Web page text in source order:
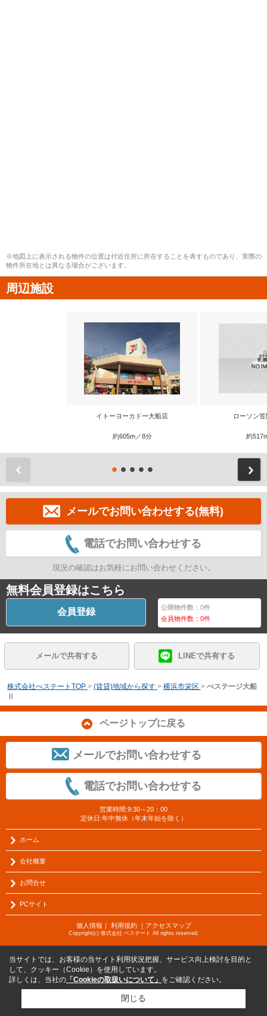
※地図上に表示される物件の位置は付近住所に所在することを表すものであり、実際の
物件所在地とは異なる場合がございます。
周辺施設
イトーヨーカドー大船店
約605m／8分
ローソン
約
メールでお問い合わせする(無料)
電話でお問い合わせする
現況の確認はお気軽にお問い合わせください。
無料会員登録はこちら
会員登録 公開物件数：0件
会員物件数：0件
メールで共有する LINEで共有する
株式会社べステートTOP > (賃貸)地域から探す > 横浜市栄区 > べステージ大船
ページトップに戻る
メールでお問い合わせする
電話でお問い合わせする
営業時間:9:30～20：00
定休日:年中無休（年末年始を除く）
ホーム
会社概要
お問合せ
PCサイト
個人情報 利用規約｜ アクセスマップ
Copyright(c) 株式会社 ベステート All rights reserved.
当サイトでは、お客様の当サイト利用状況把握、サービス向上検討を目的と
して、クッキー（Cookie）を使用しています。
詳しくは、当社の 「Cookieの取扱いについて」 をご確認ください。
閉じる